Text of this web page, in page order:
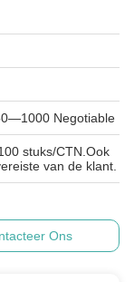
US$0.95—US$1.08 50—1000 Negotiable
stuks/CTN.Ook
van de klant.
Ons